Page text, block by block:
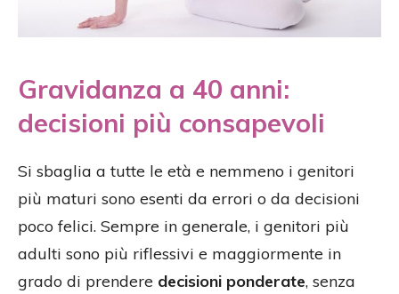
Gravidanza a 40 anni:
decisioni più consapevoli
Si sbaglia a tutte le età e nemmeno i genitori
più maturi sono esenti da errori o da decisioni
poco felici. Sempre in generale, i genitori più
adulti sono più riflessivi e maggiormente in
grado di prendere decisioni ponderate, senza